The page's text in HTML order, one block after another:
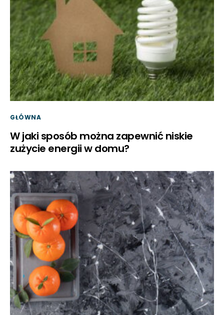
GŁÓWNA
W jaki sposób można zapewnić niskie
zużycie energii w domu?